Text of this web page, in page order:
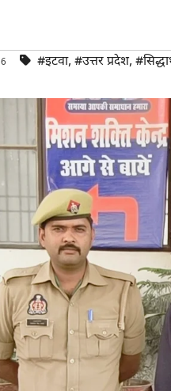
#इटवा, #उत्तर प्रदेश,